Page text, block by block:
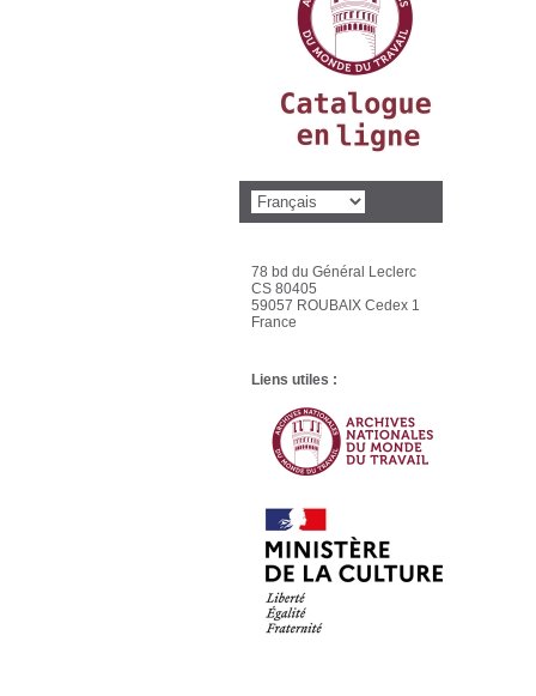
78 bd du Général Leclerc
CS 80405
59057 ROUBAIX Cedex 1
France
Liens utiles :